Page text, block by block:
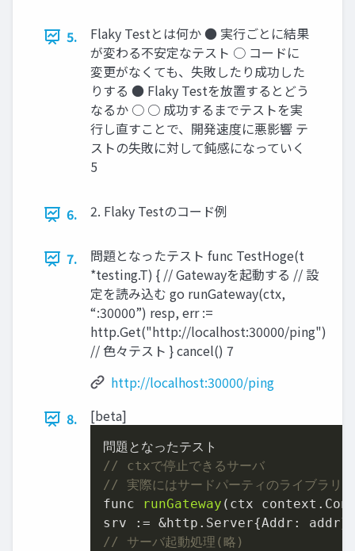
5.
Flaky Testとは何か ● 実行ごとに結果
が変わる不安定なテスト ○ コードに
変更がなくても、失敗したり成功した
りする ● Flaky Testを放置するとどう
なるか ○ ○ 成功するまでテストを実
行し直すことで、開発速度に悪影響 テ
ストの失敗に対して鈍感になっていく
5
6. 2. Flaky Testのコード例
7.
問題となったテスト func TestHoge(t
*testing.T) { // Gatewayを起動する // 設
定を読み込む go runGateway(ctx,
“:30000”) resp, err :=
http.Get("http://localhost:30000/ping")
// 色々テスト } cancel() 7
http://localhost:30000/ping
8.
[beta]
// ctxで停止できるサーバ
// 実際にはサードパーティのライブラリ
func
runGateway (ctx
// サーバ起動処理(略)